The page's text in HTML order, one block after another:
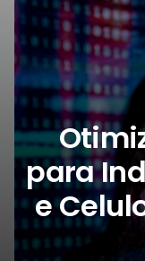
para
e